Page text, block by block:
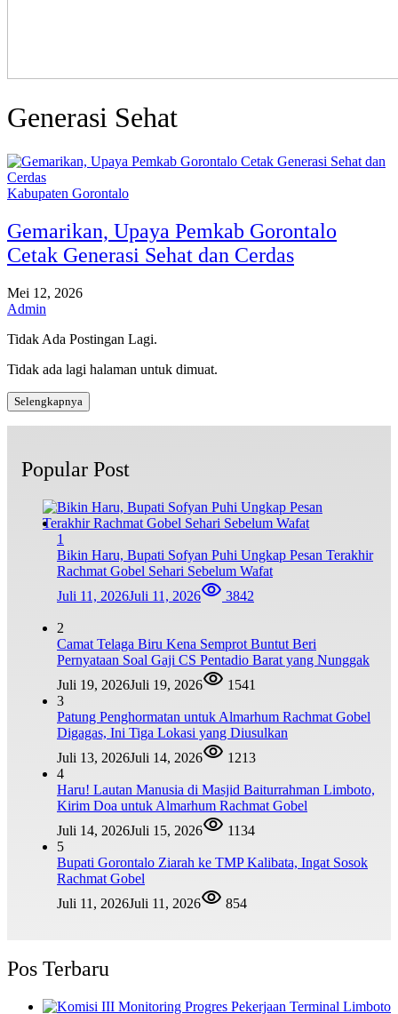
Generasi Sehat
Kabupaten Gorontalo
Gemarikan, Upaya Pemkab Gorontalo
Cetak Generasi Sehat dan Cerdas
Mei 12, 2026
Admin
Tidak Ada Postingan Lagi.
Tidak ada lagi halaman untuk dimuat.
Selengkapnya
Popular Post
1
Bikin Haru, Bupati Sofyan Puhi Ungkap Pesan Terakhir
Rachmat Gobel Sehari Sebelum Wafat
Juli 11, 2026Juli 11, 2026 3842
2
Camat Telaga Biru Kena Semprot Buntut Beri
Pernyataan Soal Gaji CS Pentadio Barat yang Nunggak
Juli 19, 2026Juli 19, 2026
1541
3
Patung Penghormatan untuk Almarhum Rachmat Gobel
Digagas, Ini Tiga Lokasi yang Diusulkan
Juli 13, 2026Juli 14, 2026
1213
4
Haru! Lautan Manusia di Masjid Baiturrahman Limboto,
Kirim Doa untuk Almarhum Rachmat Gobel
Juli 14, 2026Juli 15, 2026
1134
5
Bupati Gorontalo Ziarah ke TMP Kalibata, Ingat Sosok
Rachmat Gobel
Juli 11, 2026Juli 11, 2026 854
Pos Terbaru